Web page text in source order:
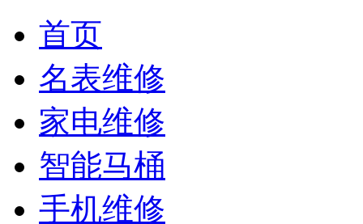
首页
名表维修
家电维修
智能马桶
手机维修